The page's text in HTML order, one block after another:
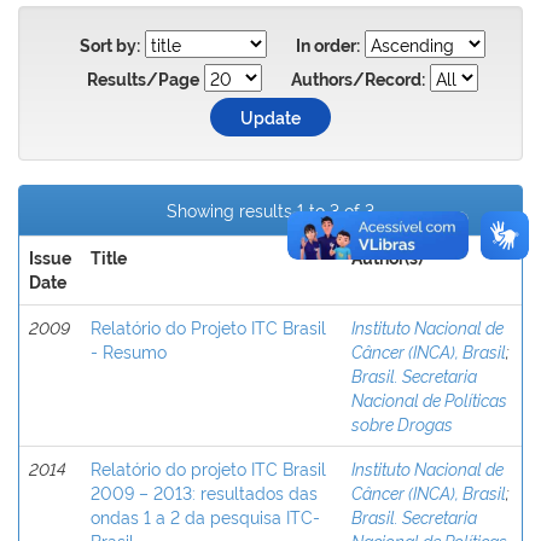
Sort by:
In order:
Results/Page
Authors/Record:
Showing results 1 to 3 of 3
Issue
Date
Title Author(s)
2009
Relatório do Projeto ITC Brasil
- Resumo
Instituto Nacional de
Câncer (INCA), Brasil;
Brasil. Secretaria
Nacional de Políticas
sobre Drogas
2014
Relatório do projeto ITC Brasil
2009 – 2013: resultados das
ondas 1 a 2 da pesquisa ITC-
Instituto Nacional de
Câncer (INCA), Brasil;
Brasil. Secretaria